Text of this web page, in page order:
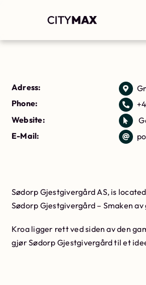
Adress:
Phone:
Website:
E-Mail:
Sødorp Gjestgivergård AS, is
Sødorp Gjestgivergård – Smaken av
Kroa ligger rett ved siden av den
gjør Sødorp Gjestgivergård til et